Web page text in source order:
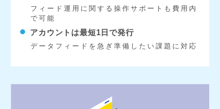
フィード運用に関する操作サポートも費用内
で可能
アカウントは最短1日で発行
データフィードを急ぎ準備したい課題に対応